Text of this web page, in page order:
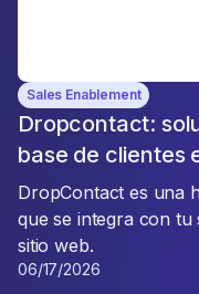
Sales Enablement
Dropcontact:
base de clientes
DropContact es una
que se integra con tu
sitio web.
06/17/2026